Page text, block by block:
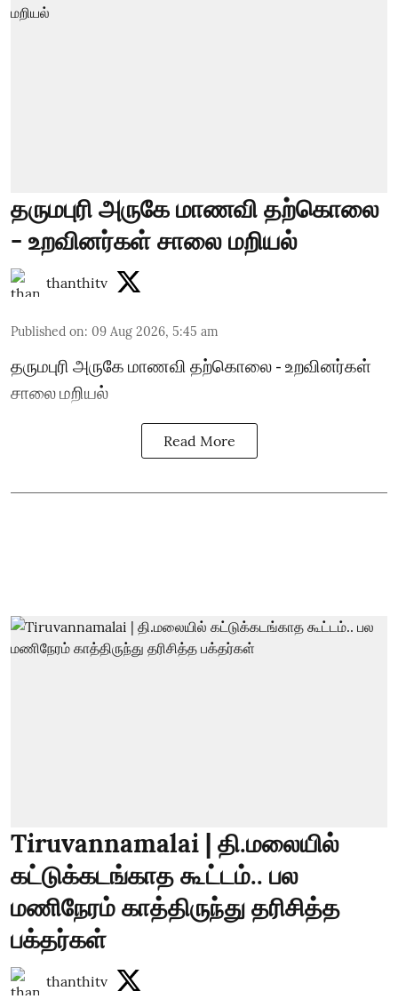
தருமபுரி அருகே மாணவி தற்கொலை
- உறவினர்கள் சாலை மறியல்
thanthitv
Published on: 09 Aug 2026, 5:45 am
தருமபுரி அருகே மாணவி தற்கொலை - உறவினர்கள்
சாலை மறியல்
Read More
Tiruvannamalai | தி.மலையில்
கட்டுக்கடங்காத கூட்டம்.. பல
மணிநேரம் காத்திருந்து தரிசித்த
பக்தர்கள்
thanthitv